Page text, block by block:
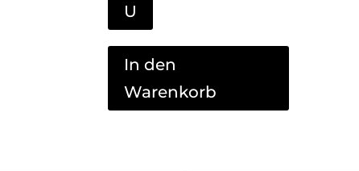
U
In den
Warenkorb